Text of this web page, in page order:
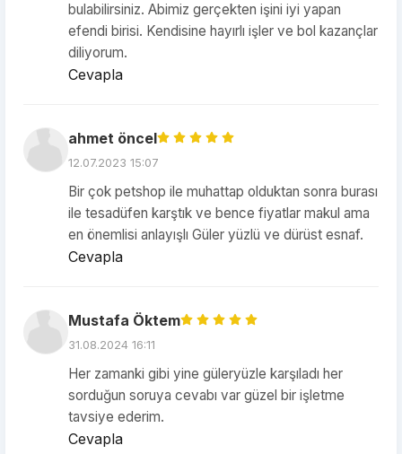
bulabilirsiniz. Abimiz gerçekten işini iyi yapan
efendi birisi. Kendisine hayırlı işler ve bol kazançlar
diliyorum.
Cevapla
ahmet öncel
12.07.2023 15:07
Bir çok petshop ile muhattap olduktan sonra burası
ile tesadüfen karştık ve bence fiyatlar makul ama
en önemlisi anlayışlı Güler yüzlü ve dürüst esnaf.
Cevapla
Mustafa Öktem
31.08.2024 16:11
Her zamanki gibi yine güleryüzle karşıladı her
sorduğun soruya cevabı var güzel bir işletme
tavsiye ederim.
Cevapla